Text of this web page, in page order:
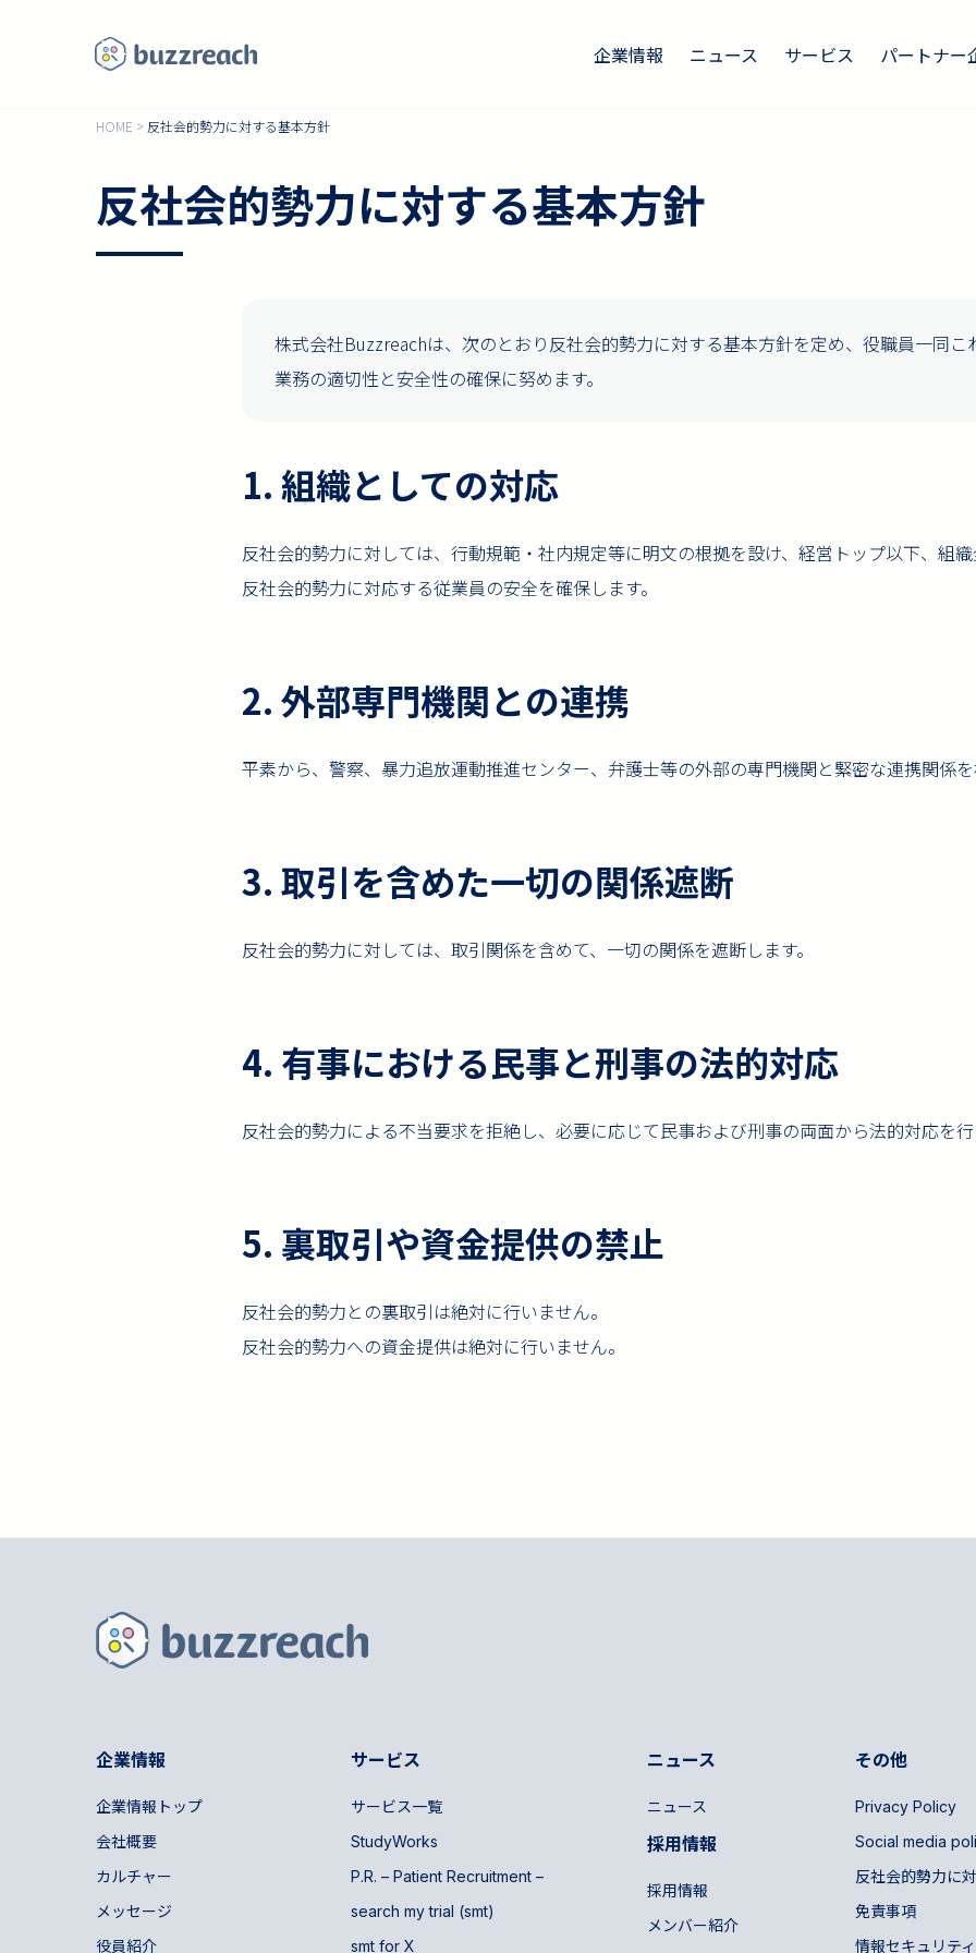
企業情報 ニュース サービス パートナー
HOME > 反社会的勢力に対する基本方針
反社会的勢力に対する基本方針
株式会社Buzzreachは、次のとおり反社会的勢力に対する基本方針を定め、役職員一同こ
業務の適切性と安全性の確保に努めます。
1. 組織としての対応
反社会的勢力に対しては、行動規範・社内規定等に明文の根拠を設け、経営トップ以下、組
反社会的勢力に対応する従業員の安全を確保します。
2. 外部専門機関との連携
平素から、警察、暴力追放運動推進センター、弁護士等の外部の専門機関と緊密な連携関係
3. 取引を含めた一切の関係遮断
反社会的勢力に対しては、取引関係を含めて、一切の関係を遮断します。
4. 有事における民事と刑事の法的対応
反社会的勢力による不当要求を拒絶し、必要に応じて民事および刑事の両面から法的対応を
5. 裏取引や資金提供の禁止
反社会的勢力との裏取引は絶対に行いません。
反社会的勢力への資金提供は絶対に行いません。
企業情報
企業情報トップ
会社概要
カルチャー
メッセージ
役員紹介
サービス
サービス一覧
StudyWorks
P.R. – Patient Recruitment –
search my trial (smt)
smt for X
ニュース
ニュース
採用情報
採用情報
メンバー紹介
その他
Privacy Policy
Social media
反社会的勢力に
免責事項
情報セキュリテ